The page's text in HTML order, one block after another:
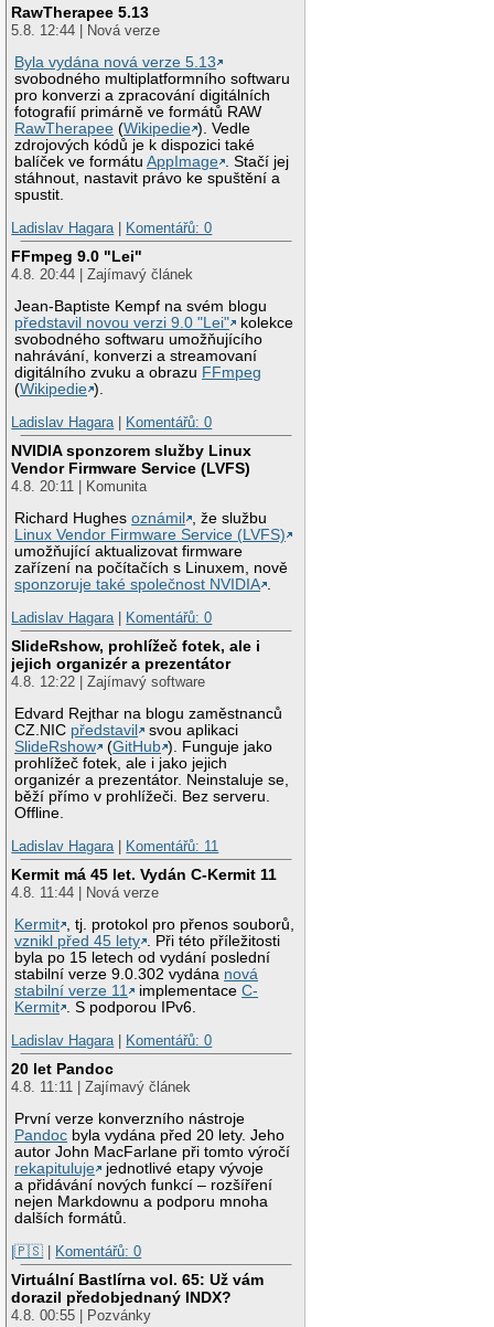
RawTherapee 5.13
5.8. 12:44 | Nová verze
Byla vydána nová verze 5.13
svobodného multiplatformního softwaru
pro konverzi a zpracování digitálních
fotografií primárně ve formátů RAW
RawTherapee (Wikipedie ). Vedle
zdrojových kódů je k dispozici také
balíček ve formátuAppImage . Stačí jej
stáhnout, nastavit právo ke spuštění a
spustit.
Ladislav Hagara
Komentářů: 0
FFmpeg 9.0 "Lei"
4.8. 20:44 | Zajímavý článek
Jean-Baptiste Kempf na svém blogu
představil novou verzi 9.0 "Lei"
kolekce
svobodného softwaru umožňujícího
nahrávání, konverzi a streamovaní
digitálního zvuku a obrazu FFmpeg
(Wikipedie ).
Ladislav Hagara
Komentářů: 0
NVIDIA sponzorem služby Linux
Vendor Firmware Service (LVFS)
4.8. 20:11 | Komunita
Richard Hughesoznámil
, že službu
Linux Vendor Firmware Service (LVFS)
umožňující aktualizovat firmware
zařízení na počítačích s Linuxem, nově
sponzoruje také společnost NVIDIA .
Ladislav Hagara | Komentářů: 0
SlideRshow, prohlížeč fotek, ale i
jejich organizér a prezentátor
4.8. 12:22 | Zajímavý software
Edvard Rejthar na blogu zaměstnanců
CZ.NIC představil
svou aplikaci
SlideRshow
(GitHub ). Funguje jako
prohlížeč fotek, ale i jako jejich
organizér a prezentátor. Neinstaluje se,
běží přímo v prohlížeči. Bez serveru.
Offline.
Ladislav Hagara | Komentářů: 11
Kermit má 45 let. Vydán C-Kermit 11
4.8. 11:44 | Nová verze
Kermit , tj. protokol pro přenos souborů,
vznikl před 45 lety . Při této příležitosti
byla po 15 letech od vydání poslední
stabilní verze 9.0.302 vydána nová
stabilní verze 11
implementaceC-
Kermit . S podporou IPv6.
Ladislav Hagara | Komentářů: 0
20 let Pandoc
4.8. 11:11 | Zajímavý článek
První verze konverzního nástroje
Pandoc byla vydána před 20 lety. Jeho
autor John MacFarlane při tomto výročí
rekapituluje
jednotlivé etapy vývoje
a přidávání nových funkcí – rozšíření
nejen Markdownu a podporu mnoha
dalších formátů.
|🇵🇸 | Komentářů: 0
Virtuální Bastlírna vol. 65: Už vám
dorazil předobjednaný INDX?
4.8. 00:55 | Pozvánky